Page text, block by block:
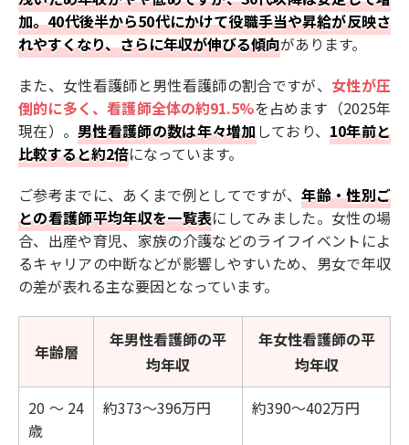
加。40代後半から50代にかけて役職手当や昇給が反映さ
れやすくなり、さらに年収が伸びる傾向があります。
また、女性看護師と男性看護師の割合ですが、 女性が圧
倒的に多く、看護師全体の約91.5%を占めます（2025年
現在）。男性看護師の数は年々増加しており、10年前と
比較すると約2倍になっています。
ご参考までに、あくまで例としてですが、年齢・性別ご
との看護師平均年収を一覧表にしてみました。女性の場
合、出産や育児、家族の介護などのライフイベントによ
るキャリアの中断などが影響しやすいため、男女で年収
の差が表れる主な要因となっています。
年齢層
年男性看護師の平
均年収
年女性看護師の平
均年収
20～24
歳
約373～396万円 約390～402万円